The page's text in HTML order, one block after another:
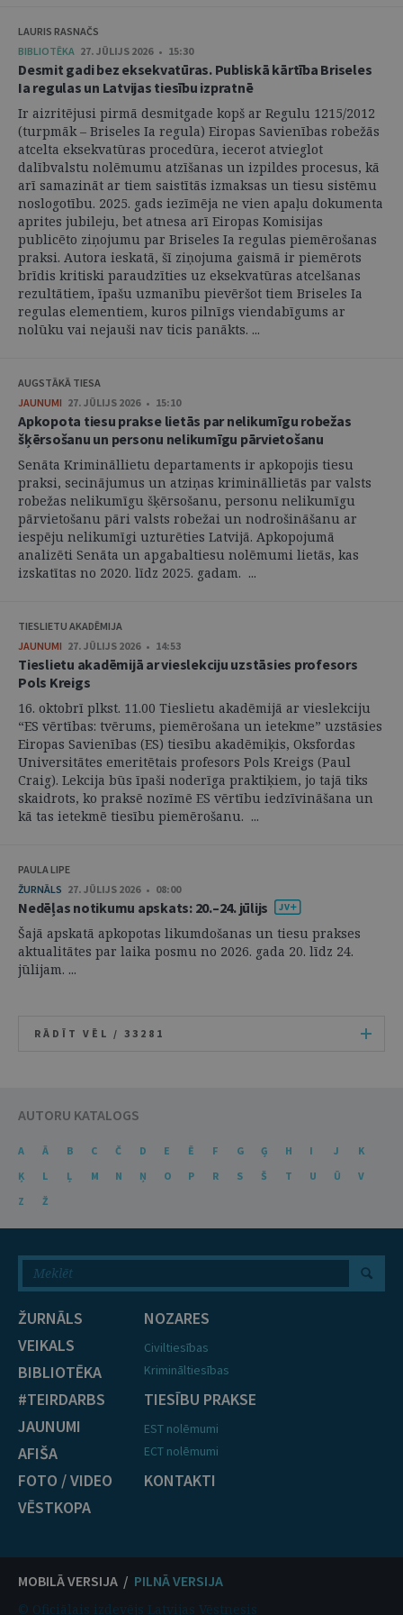
LAURIS RASNAČS
BIBLIOTĒKA 27. JŪLIJS 2026 • 15:30
Desmit gadi bez eksekvatūras. Publiskā kārtība Briseles
Ia regulas un Latvijas tiesību izpratnē
Ir aizritējusi pirmā desmitgade kopš ar Regulu 1215/2012
(turpmāk – Briseles Ia regula) Eiropas Savienības robežās
atcelta eksekvatūras procedūra, iecerot atvieglot
dalībvalstu nolēmumu atzīšanas un izpildes procesus, kā
arī samazināt ar tiem saistītās izmaksas un tiesu sistēmu
noslogotību. 2025. gads iezīmēja ne vien apaļu dokumenta
aprites jubileju, bet atnesa arī Eiropas Komisijas
publicēto ziņojumu par Briseles Ia regulas piemērošanas
praksi. Autora ieskatā, šī ziņojuma gaismā ir piemērots
brīdis kritiski paraudzīties uz eksekvatūras atcelšanas
rezultātiem, īpašu uzmanību pievēršot tiem Briseles Ia
regulas elementiem, kuros pilnīgs viendabīgums ar
nolūku vai nejauši nav ticis panākts. ...
AUGSTĀKĀ TIESA
JAUNUMI 27. JŪLIJS 2026 • 15:10
Apkopota tiesu prakse lietās par nelikumīgu robežas
šķērsošanu un personu nelikumīgu pārvietošanu
Senāta Krimināllietu departaments ir apkopojis tiesu
praksi, secinājumus un atziņas krimināllietās par valsts
robežas nelikumīgu šķērsošanu, personu nelikumīgu
pārvietošanu pāri valsts robežai un nodrošināšanu ar
iespēju nelikumīgi uzturēties Latvijā. Apkopojumā
analizēti Senāta un apgabaltiesu nolēmumi lietās, kas
izskatītas no 2020. līdz 2025. gadam. ...
TIESLIETU AKADĒMIJA
JAUNUMI 27. JŪLIJS 2026 • 14:53
Tieslietu akadēmijā ar vieslekciju uzstāsies profesors
Pols Kreigs
16. oktobrī plkst. 11.00 Tieslietu akadēmijā ar vieslekciju
“ES vērtības: tvērums, piemērošana un ietekme” uzstāsies
Eiropas Savienības (ES) tiesību akadēmiķis, Oksfordas
Universitātes emeritētais profesors Pols Kreigs (Paul
Craig). Lekcija būs īpaši noderīga praktiķiem, jo tajā tiks
skaidrots, ko praksē nozīmē ES vērtību iedzīvināšana un
kā tas ietekmē tiesību piemērošanu. ...
PAULA LIPE
ŽURNĀLS 27. JŪLIJS 2026 • 08:00
Nedēļas notikumu apskats: 20.–24. jūlijs
Šajā apskatā apkopotas likumdošanas un tiesu prakses
aktualitātes par laika posmu no 2026. gada 20. līdz 24.
jūlijam. ...
RĀDĪT VĒL / 33281
AUTORU KATALOGS
A Ā B C Č D E Ē F G Ģ H I J
K
Ķ
L Ļ M N Ņ O P R S Š T U Ū
V
Z
Ž
ŽURNĀLS
VEIKALS
BIBLIOTĒKA
#TEIRDARBS
JAUNUMI
AFIŠA
FOTO / VIDEO
VĒSTKOPA
NOZARES
Civiltiesības
Krimināltiesības
TIESĪBU PRAKSE
EST nolēmumi
ECT nolēmumi
KONTAKTI
MOBILĀ VERSIJA / PILNĀ VERSIJA
© Oficiālais izdevējs Latvijas Vēstnesis